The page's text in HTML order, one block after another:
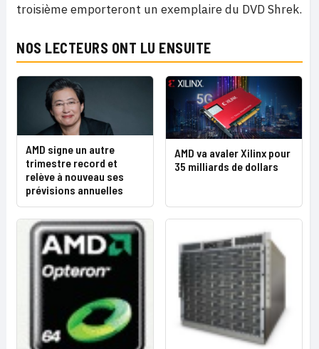
troisième emporteront un exemplaire du DVD Shrek.
NOS LECTEURS ONT LU ENSUITE
AMD signe un autre
trimestre record et
relève à nouveau ses
prévisions annuelles
AMD va avaler Xilinx pour
35 milliards de dollars